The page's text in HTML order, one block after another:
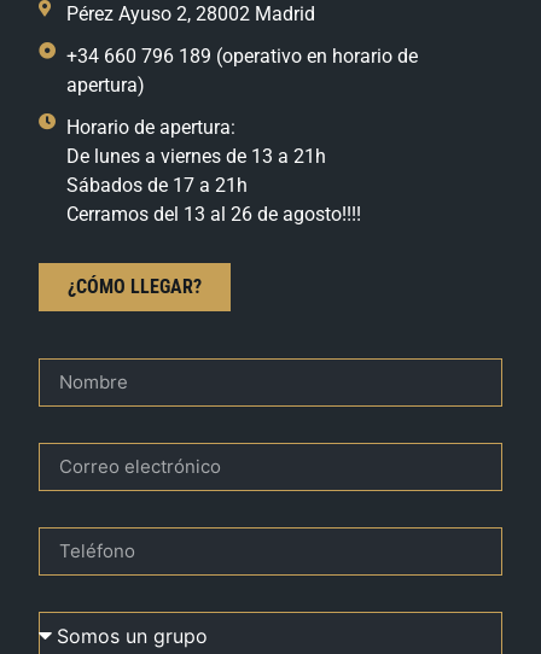
Pérez Ayuso 2, 28002 Madrid
+34 660 796 189 (operativo en horario de
apertura)
Horario de apertura:
De lunes a viernes de 13 a 21h
Sábados de 17 a 21h
Cerramos del 13 al 26 de agosto!!!!
¿CÓMO LLEGAR?